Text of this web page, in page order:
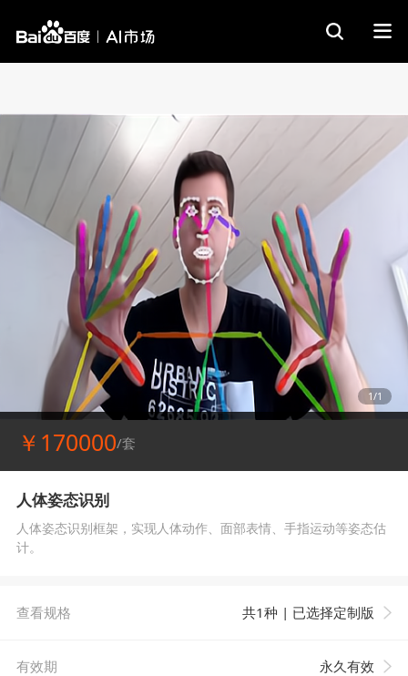
￥170000/套
1/1
人体姿态识别
人体姿态识别框架，实现人体动作、面部表情、手指运动等姿态估
计。
查看规格 共1种 | 已选择定制版
有效期 永久有效